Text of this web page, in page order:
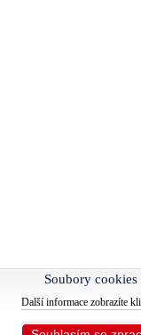
Soubory
Další informace zobrazíte